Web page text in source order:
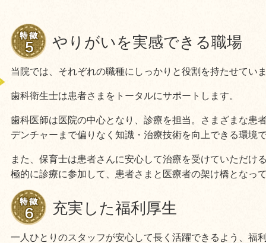
やりがいを実感できる職場
当院では、それぞれの職種にしっかりと役割を持たせてい
歯科衛生士は患者さまをトータルにサポートします。
歯科医師は医院の中心となり、診療を担当。さまざまな患
デンチャーまで偏りなく知識・治療技術を向上できる環境
また、保育士は患者さんに安心して治療を受けていただけ
極的に診療に参加して、患者さまと医療者の架け橋となっ
充実した福利厚生
一人ひとりのスタッフが安心して長く活躍できるよう、福